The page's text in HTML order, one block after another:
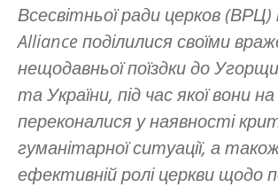
Всесвітньої ради церков (ВРЦ)
Alliance поділилися своїми
нещодавньої поїздки до
та України, під час якої вони на
переконалися у наявності
гуманітарної ситуації, а
ефективній ролі церкви щодо